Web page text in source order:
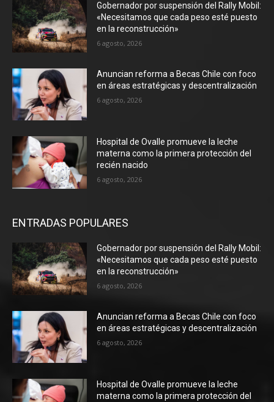
Gobernador por suspensión del Rally Mobil:
«Necesitamos que cada peso esté puesto
en la reconstrucción»
6 agosto, 2026
Anuncian reforma a Becas Chile con foco
en áreas estratégicas y descentralización
6 agosto, 2026
Hospital de Ovalle promueve la leche
materna como la primera protección del
recién nacido
6 agosto, 2026
ENTRADAS POPULARES
Gobernador por suspensión del Rally Mobil:
«Necesitamos que cada peso esté puesto
en la reconstrucción»
6 agosto, 2026
Anuncian reforma a Becas Chile con foco
en áreas estratégicas y descentralización
6 agosto, 2026
Hospital de Ovalle promueve la leche
materna como la primera protección del